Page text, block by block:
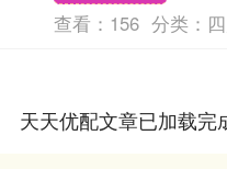
查看： 156 分类：
天天优配文章已加载完